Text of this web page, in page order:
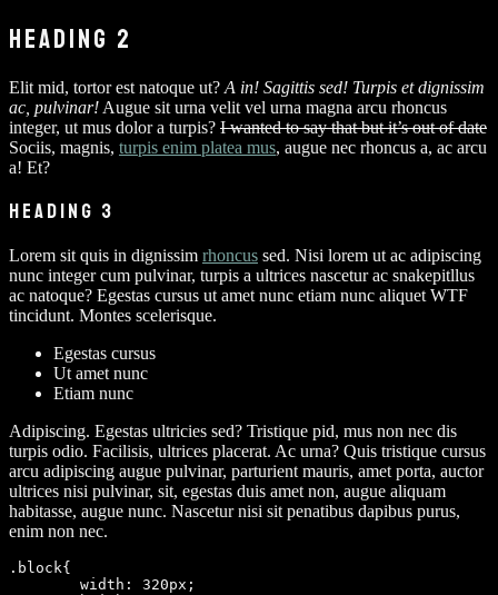
HEADING 2
Elit mid, tortor est natoque ut? A in! Sagittis sed! Turpis et dignissim
ac, pulvinar! Augue sit urna velit vel urna magna arcu rhoncus
integer, ut mus dolor a turpis? I wanted to say that but it’s out of date
Sociis, magnis, turpis enim platea mus, augue nec rhoncus a, ac arcu
a! Et?
HEADING 3
Lorem sit quis in dignissim rhoncus sed. Nisi lorem ut ac adipiscing
nunc integer cum pulvinar, turpis a ultrices nascetur ac snakepitllus
ac natoque? Egestas cursus ut amet nunc etiam nunc aliquet WTF
tincidunt. Montes scelerisque.
Egestas cursus
Ut amet nunc
Etiam nunc
Adipiscing. Egestas ultricies sed? Tristique pid, mus non nec dis
turpis odio. Facilisis, ultrices placerat. Ac urna? Quis tristique cursus
arcu adipiscing augue pulvinar, parturient mauris, amet porta, auctor
ultrices nisi pulvinar, sit, egestas duis amet non, augue aliquam
habitasse, augue nunc. Nascetur nisi sit penatibus dapibus purus,
enim non nec.
.block{